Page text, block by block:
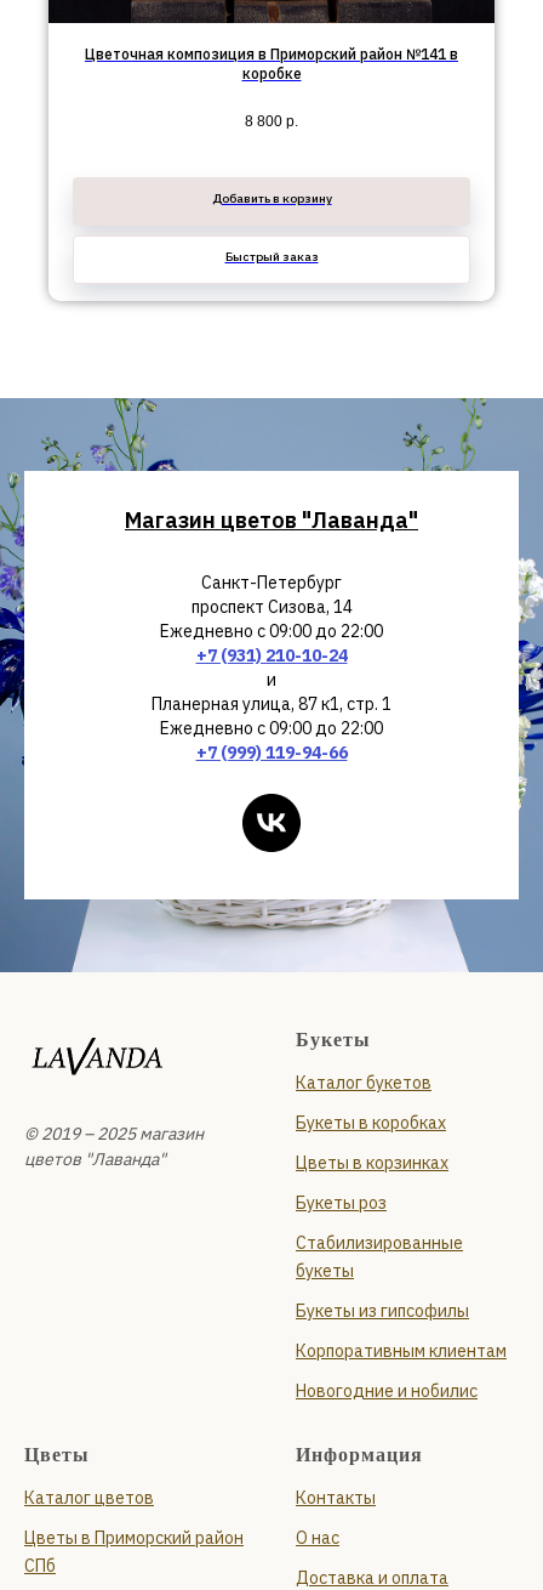
Цветочная композиция в Приморский район №141 в
коробке
8 800 р.
Добавить в корзину
Быстрый заказ
Магазин цветов "Лаванда"
Санкт-Петербург
проспект Сизова, 14
Ежедневно с 09:00 до 22:00
+7 (931) 210-10-24
и
Планерная улица, 87 к1, стр. 1
Ежедневно с 09:00 до 22:00
+7 (999) 119-94-66
© 2019 – 2025 магазин
цветов "Лаванда"
Букеты
Каталог букетов
Букеты в коробках
Цветы в корзинках
Букеты роз
Стабилизированные
букеты
Букеты из гипсофилы
Корпоративным клиентам
Новогодние и нобилис
Цветы
Каталог цветов
Цветы в Приморский район
СПб
Информация
Контакты
О нас
Доставка и оплата